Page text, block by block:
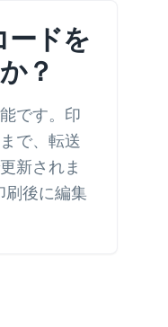
ードを
？
です。印
で、転送
新されま
刷後に編集